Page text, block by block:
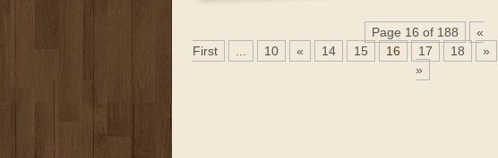
Page 16 of 188
«
First
10 « 14 15 16 17 18 »
»